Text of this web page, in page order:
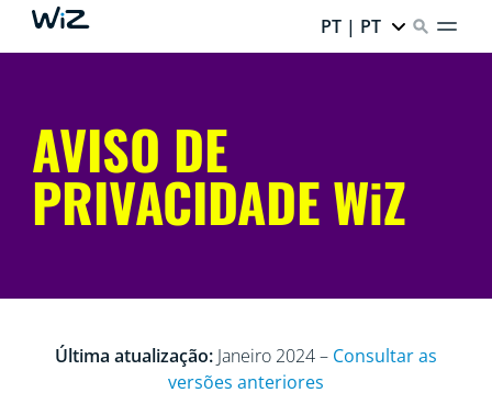
PT | PT
AVISO DE
PRIVACIDADE WiZ
Última atualização: Janeiro 2024 – Consultar as
versões anteriores